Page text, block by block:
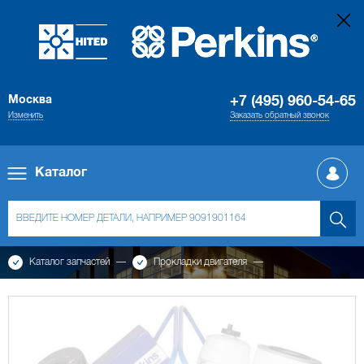
Москва
Изменить
+7 (495) 960-54-65
Заказать обратный звонок
Каталог
Каталог запчастей Прокладки двигателя